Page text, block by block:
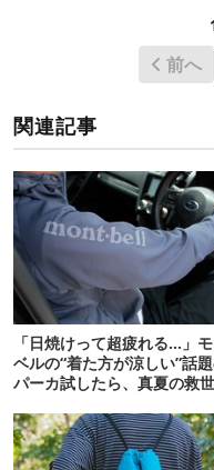
前へ
関連記事
「日焼けって超疲れる…」
ベルの“着た方が涼しい”話
パーカ試したら、真夏の救